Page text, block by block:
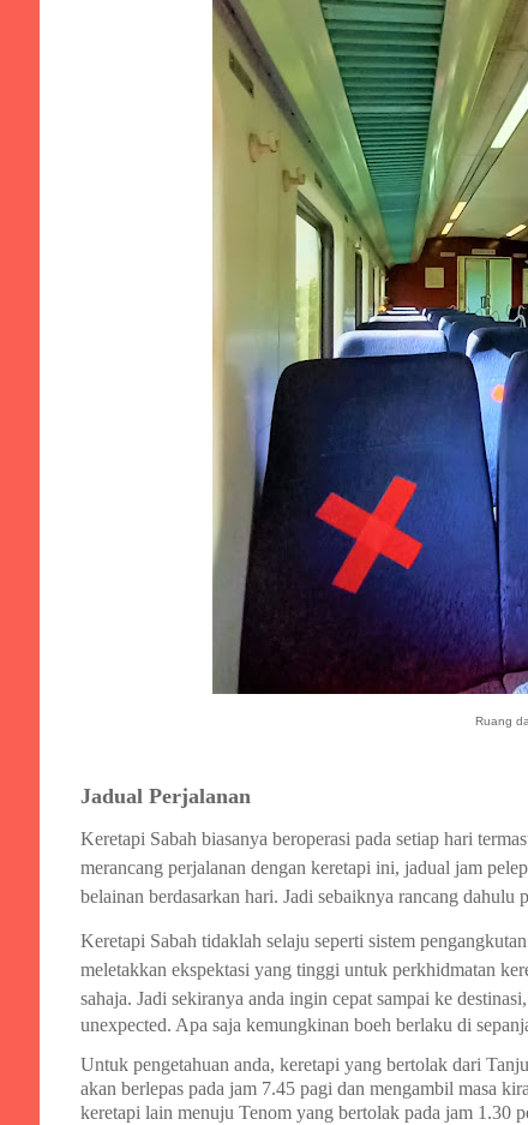
Ruang
Jadual Perjalanan
Keretapi Sabah biasanya beroperasi pada setiap hari
merancang perjalanan dengan keretapi ini, jadual jam
belainan berdasarkan hari. Jadi sebaiknya rancang dahulu
Keretapi Sabah tidaklah selaju seperti sistem
meletakkan ekspektasi yang tinggi untuk perkhidmatan
sahaja. Jadi sekiranya anda ingin cepat sampai ke
unexpected. Apa saja kemungkinan boeh berlaku di
Untuk pengetahuan anda, keretapi yang bertolak dari
akan berlepas pada jam 7.45 pagi dan mengambil masa
keretapi lain menuju Tenom yang bertolak pada jam 1.30